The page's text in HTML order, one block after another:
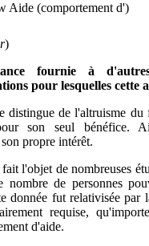
Aide (comportement d')
)
fournie à
pour lesquelles cette
distingue de l'altruisme
son seul bénéfice.
propre intérêt.
l'objet de nombreuses
nombre de personnes
donnée fut relativisée par
requise,
d'aide.